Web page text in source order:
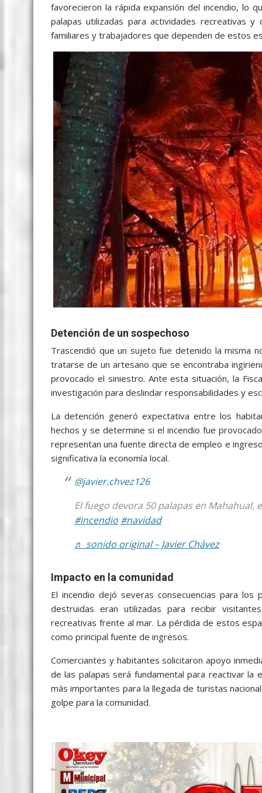
favorecieron la rápida expansión del incendio, lo
palapas utilizadas para actividades recreativas
familiares y trabajadores que dependen de estos
Detención de un sospechoso
Trascendió que un sujeto fue detenido la misma
tratarse de un artesano que se encontraba
provocado el siniestro. Ante esta situación, la
investigación para deslindar responsabilidades y
La detención generó expectativa entre los
hechos y se determine si el incendio fue
representan una fuente directa de empleo e
significativa la economía local.
@javier.chvez126
El fuego devora 50 palapas en Mahahual,
#incendio #navidad
♬ sonido original – Javier Chávez
Impacto en la comunidad
El incendio dejó severas consecuencias para
destruidas eran utilizadas para recibir
recreativas frente al mar. La pérdida de estos
como principal fuente de ingresos.
Comerciantes y habitantes solicitaron apoyo
de las palapas será fundamental para reactivar la
más importantes para la llegada de turistas
golpe para la comunidad.